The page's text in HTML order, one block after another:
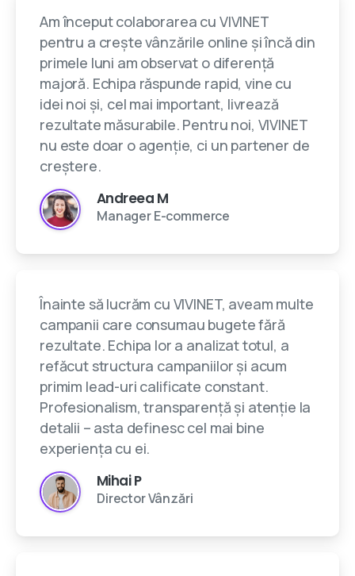
Am început colaborarea cu VIVINET
pentru a crește vânzările online și încă din
primele luni am observat o diferență
majoră. Echipa răspunde rapid, vine cu
idei noi și, cel mai important, livrează
rezultate măsurabile. Pentru noi, VIVINET
nu este doar o agenție, ci un partener de
creștere.
Andreea M
Manager E-commerce
Înainte să lucrăm cu VIVINET, aveam multe
campanii care consumau bugete fără
rezultate. Echipa lor a analizat totul, a
refăcut structura campaniilor și acum
primim lead-uri calificate constant.
Profesionalism, transparență și atenție la
detalii – asta definesc cel mai bine
experiența cu ei.
Mihai P
Director Vânzări